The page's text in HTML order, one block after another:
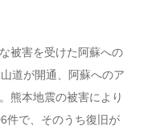
被害を受けた阿蘇への
道が開通、阿蘇へのア
熊本地震の被害により
件で、そのうち復旧が